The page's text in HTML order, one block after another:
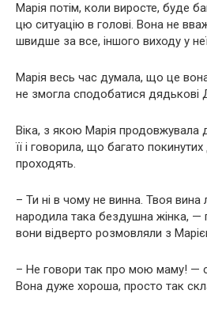
Марія потім, коли виросте, буде
цю ситуацію в голові. Вона не
швидше за все, іншого виходу у
Марія весь час думала, що це
не змогла сподобатися дядькові
Віка, з якою Марія продовжувала
її і говорила, що багато
проходять.
– Ти ні в чому не винна. Твоя
народила така бездушна жінка, —
вони відверто розмовляли з
– Не говори так про мою маму! —
Вона дуже хороша, просто так